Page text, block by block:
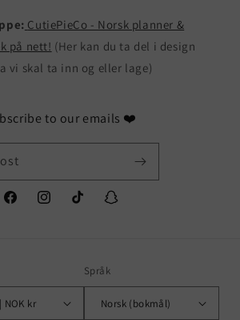
CutiePieCo - Norsk planner &
på nett! (Her kan du ta del i design
vi skal ta inn og eller lage)
to our emails ❤️
FacebookInstagramTikTok Snapchat
United States | NOK kr
Språk
Norsk (bokmål)